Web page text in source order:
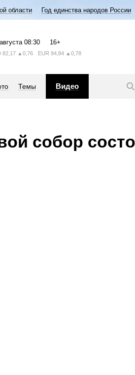
области Год единства народов России
08:30 16+
82,17 ▲0,76 EUR 94,84 ▲0,78
Темы Видео
собор